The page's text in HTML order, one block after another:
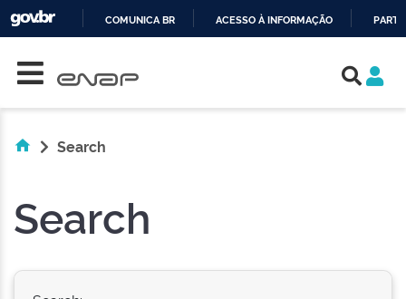
COMUNICA BR ACESSO À INFORMAÇÃO
Search
Search